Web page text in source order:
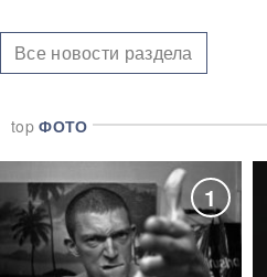
Все новости раздела
topФОТО
1